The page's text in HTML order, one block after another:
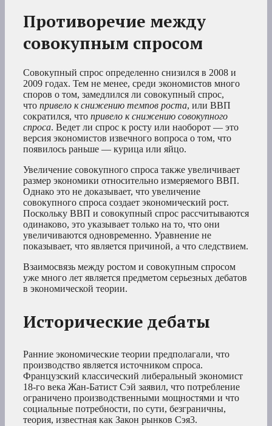
Противоречие между
совокупным спросом
Совокупный спрос определенно снизился в 2008 и
2009 годах. Тем не менее, среди экономистов много
споров о том, замедлился ли совокупный спрос,
что привело к снижению темпов роста, или ВВП
сократился, что привело к снижению совокупного
спроса. Ведет ли спрос к росту или наоборот — это
версия экономистов извечного вопроса о том, что
появилось раньше — курица или яйцо.
Увеличение совокупного спроса также увеличивает
размер экономики относительно измеряемого ВВП.
Однако это не доказывает, что увеличение
совокупного спроса создает экономический рост.
Поскольку ВВП и совокупный спрос рассчитываются
одинаково, это указывает только на то, что они
увеличиваются одновременно. Уравнение не
показывает, что является причиной, а что следствием.
Взаимосвязь между ростом и совокупным спросом
уже много лет является предметом серьезных дебатов
в экономической теории.
Исторические дебаты
Ранние экономические теории предполагали, что
производство является источником спроса.
Французский классический либеральный экономист
18-го века Жан-Батист Сэй заявил, что потребление
ограничено производственными мощностями и что
социальные потребности, по сути, безграничны,
теория, известная как Закон рынков Сэя3.